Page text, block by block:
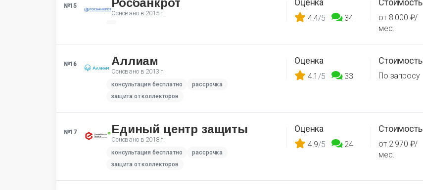
№15 Росбанкрот
Основано в 2015 г.
Оценка
4.4/5 34
Стоимость
от 8 000 ₽/
мес.
№16 Аллиам
Основано в 2013 г.
консультация бесплатно
рассрочка
защита от коллекторов
Оценка
4.1/5 33
Стоимость
По запросу
№17 Единый центр защиты
Основано в 2018 г.
консультация бесплатно
рассрочка
защита от коллекторов
Оценка
4.9/5 24
Стоимость
от 2 970 ₽/
мес.